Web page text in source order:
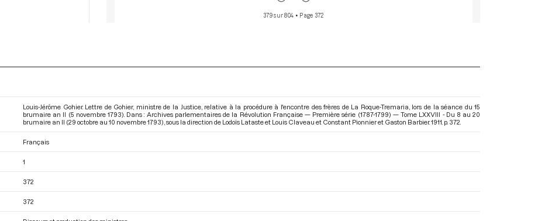
379 sur 804 • Page 372
Louis-Jérôme Gohier. Lettre de Gohier, ministre de la Justice, relative à la procédure à l'encontre des frères de La Roque-Tremaria, lors de la séance du 15
brumaire an II (5 novembre 1793). Dans : Archives parlementaires de la Révolution Française — Première série (1787-1799) — Tome LXXVIII - Du 8 au 20
brumaire an II (29 octobre au 10 novembre 1793) , sous la direction de Lodoïs Lataste et Louis Claveau et Constant Pionnier et Gaston Barbier. 1911. p. 372.
Français
1
372
372